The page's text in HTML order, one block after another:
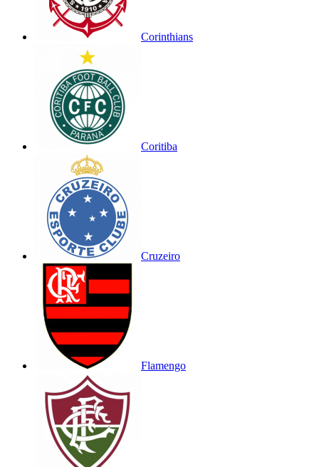
Corinthians
Coritiba
Cruzeiro
Flamengo